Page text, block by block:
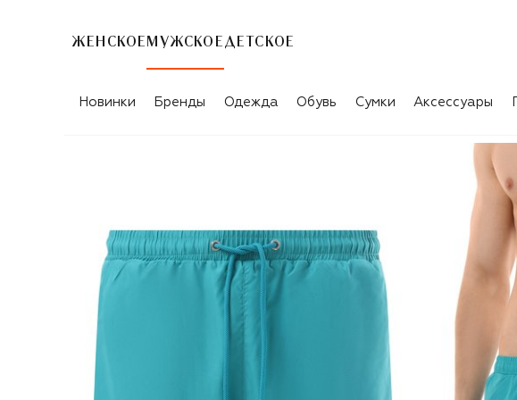
ЖЕНСКОЕ МУЖСКОЕ ДЕТСКОЕ
Новинки Бренды Одежда Обувь Сумки Аксессуары